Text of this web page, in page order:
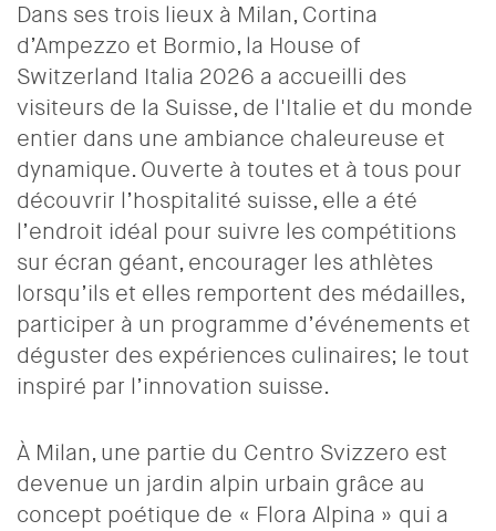
Dans ses trois lieux à Milan, Cortina
d’Ampezzo et Bormio, la House of
Switzerland Italia 2026 a accueilli des
visiteurs de la Suisse, de l'Italie et du monde
entier dans une ambiance chaleureuse et
dynamique. Ouverte à toutes et à tous pour
découvrir l’hospitalité suisse, elle a été
l’endroit idéal pour suivre les compétitions
sur écran géant, encourager les athlètes
lorsqu’ils et elles remportent des médailles,
participer à un programme d’événements et
déguster des expériences culinaires; le tout
inspiré par l’innovation suisse.
À Milan, une partie du Centro Svizzero est
devenue un jardin alpin urbain grâce au
concept poétique de « Flora Alpina » qui a